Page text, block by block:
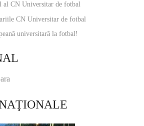
al CN Universitar de fotbal
CN Universitar de fotbal
universitară la fotbal!